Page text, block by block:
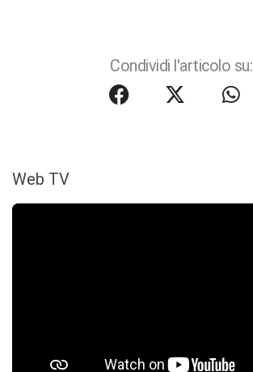
Condividi l'articolo su:
Web TV